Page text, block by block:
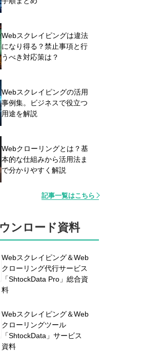
Webスクレイピングは違法
になり得る？禁止事項と行
うべき対応策は？
Webスクレイピングの活用
事例集。ビジネスで役立つ
用途を解説
Webクローリングとは？基
本的な仕組みから活用法ま
で分かりやすく解説
記事一覧はこちら
ンロード資料
Webスクレイピング＆Web
クローリング代行サービス
「ShtockData Pro」総合資
料
Webスクレイピング＆Web
クローリングツール
「ShtockData」サービス
資料